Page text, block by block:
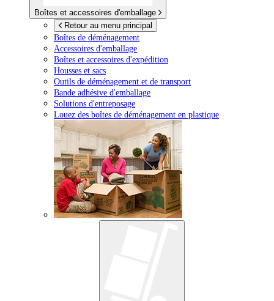
Boîtes et accessoires d'emballage
Retour au menu principal
Boîtes de déménagement
Accessoires d'emballage
Boîtes et accessoires d'expédition
Housses et sacs
Outils de déménagement et de transport
Bande adhésive d'emballage
Solutions d'entreposage
Louez des boîtes de déménagement en plastique